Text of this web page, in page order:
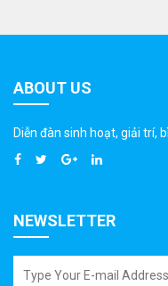
ABOUT US
Diễn đàn sinh hoạt, giải trí,
NEWSLETTER